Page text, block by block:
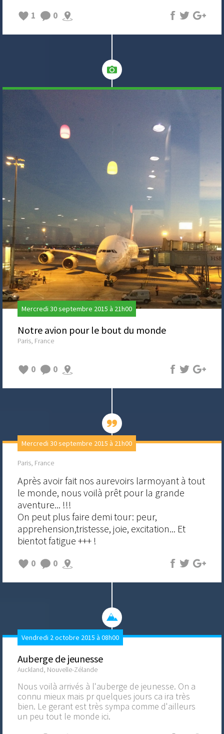
1
0
Mercredi 30 septembre 2015 à 21h00
Notre avion pour le bout du monde
Paris, France
0 0
Mercredi 30 septembre 2015 à 21h00
Paris, France
Après avoir fait nos aurevoirs larmoyant à tout
le monde, nous voilà prêt pour la grande
aventure... !!!
On peut plus faire demi tour: peur,
apprehension,tristesse, joie, excitation... Et
bientot fatigue +++ !
0 0
Vendredi 2 octobre 2015 à 08h00
Auberge de jeunesse
Auckland, Nouvelle-Zélande
Nous voilà arrivés à l'auberge de jeunesse. On a
connu mieux mais pr quelques jours ca ira très
bien. Le gerant est très sympa comme d'ailleurs
un peu tout le monde ici.